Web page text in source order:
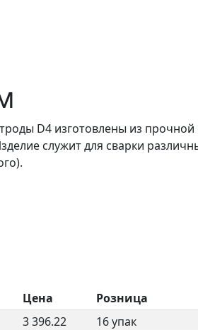
D4 изготовлены из
служит для сварки
Цена Розница
3 396.22
16 упак